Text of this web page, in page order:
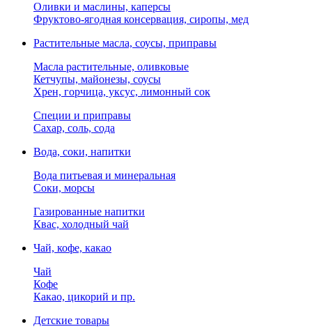
Оливки и маслины, каперсы
Фруктово-ягодная консервация, сиропы, мед
Растительные масла, соусы, приправы
Масла растительные, оливковые
Кетчупы, майонезы, соусы
Хрен, горчица, уксус, лимонный сок
Специи и приправы
Сахар, соль, сода
Вода, соки, напитки
Вода питьевая и минеральная
Соки, морсы
Газированные напитки
Квас, холодный чай
Чай, кофе, какао
Чай
Кофе
Какао, цикорий и пр.
Детские товары